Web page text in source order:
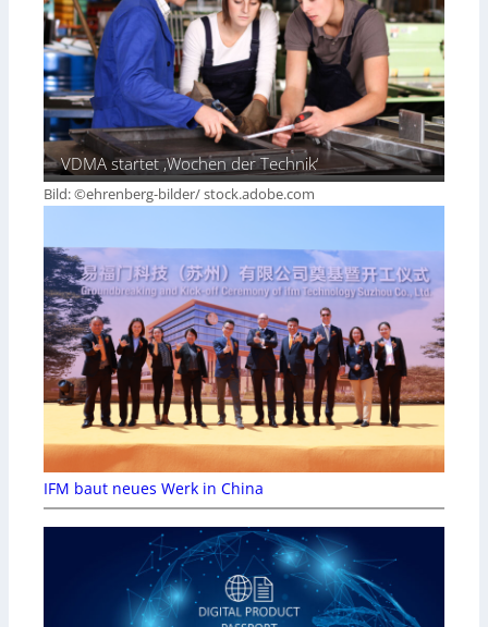
VDMA startet ‚Wochen der Technik‘
Bild: ©ehrenberg-bilder/ stock.adobe.com
IFM baut neues Werk in China